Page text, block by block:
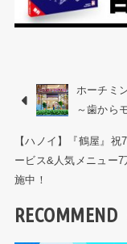
ホーチミ
～歯から
【ハノイ】『鶴屋』
ービス&人気メニュー
施中！
RECOMMEND